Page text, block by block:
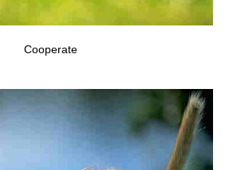
Cooperate